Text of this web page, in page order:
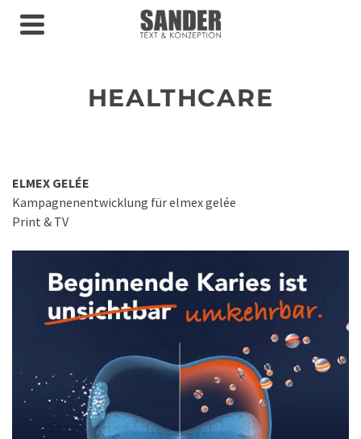
HEALTHCARE
ELMEX GELÉE
Kampagnenentwicklung für elmex gelée
Print & TV